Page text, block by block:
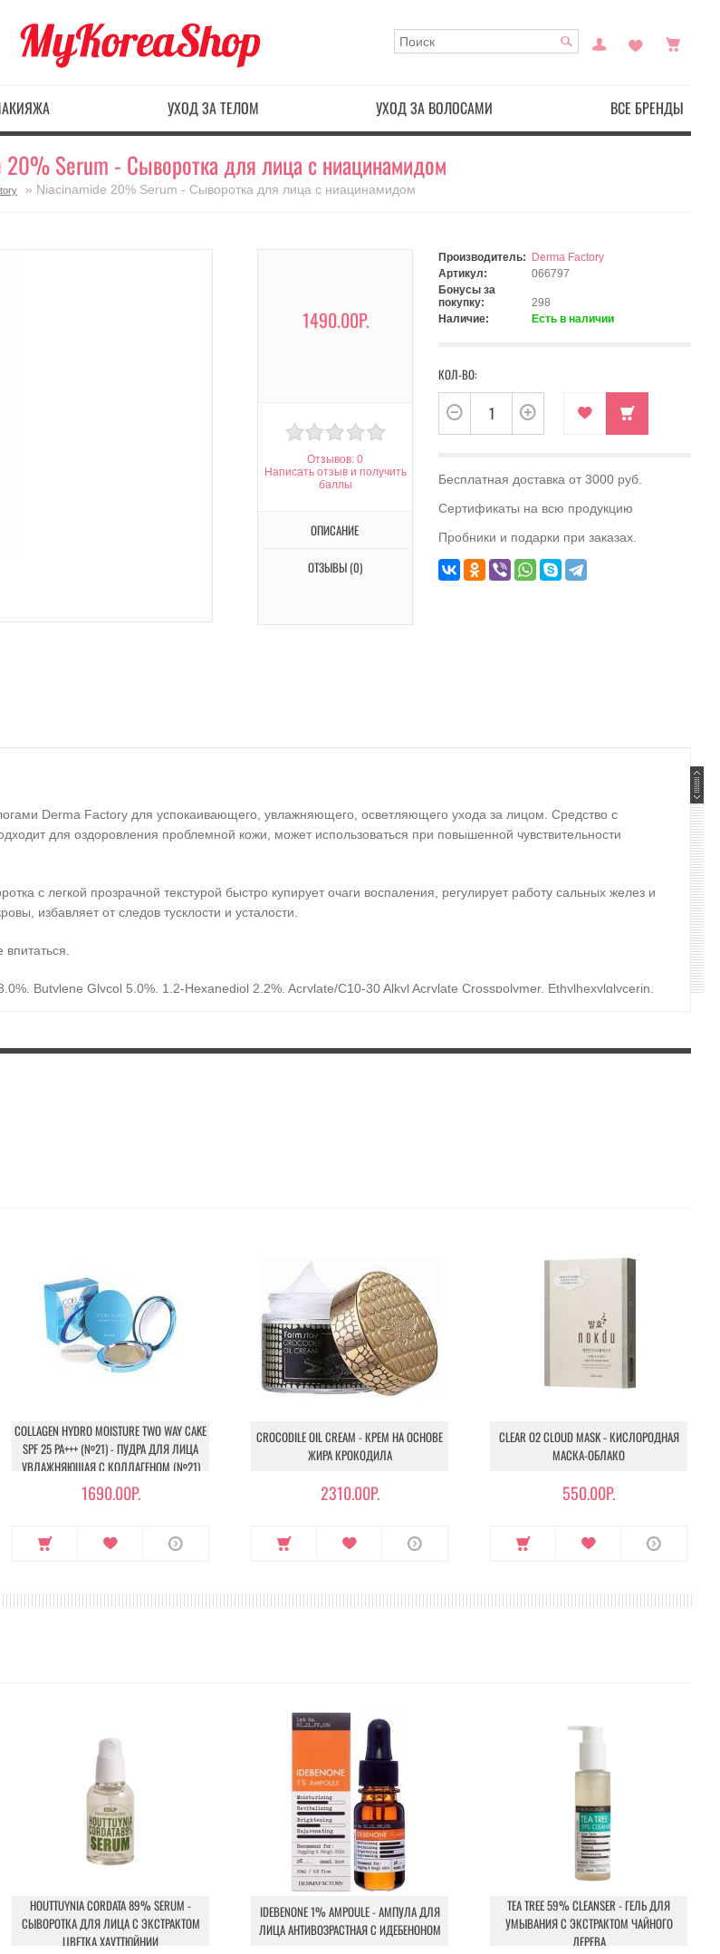
УХОД ЗА ТЕЛОМ УХОД ЗА ВОЛОСАМИ ВСЕ БРЕНДЫ
20% Serum - Сыворотка для лица с ниацинамидом
» Niacinamide 20% Serum - Сыворотка для лица с ниацинамидом
1490.00Р.
Отзывов: 0
Написать отзыв и получить
баллы
ОПИСАНИЕ
ОТЗЫВЫ (0)
Производитель: Derma Factory
Артикул:
066797
Бонусы за
покупку:
298
Наличие:
Есть в наличии
КОЛ-ВО:
Бесплатная доставка от 3000 руб.
Сертификаты на всю продукцию
Пробники и подарки при заказах.
Derma Factory для успокаивающего, увлажняющего, осветляющего ухода за лицом. Средство с
для оздоровления проблемной кожи, может использоваться при повышенной чувствительности
с легкой прозрачной текстурой быстро купирует очаги воспаления, регулирует работу сальных желез и
избавляет от следов тусклости и усталости.
Butylene Glycol 5.0%, 1.2-Hexanediol 2.2%, Acrylate/C10-30 Alkyl Acrylate Crosspolymer, Ethylhexylglycerin,
COLLAGEN HYDRO MOISTURE TWO WAY CAKE
SPF 25 PA+++ (№21) - ПУДРА ДЛЯ ЛИЦА
УВЛАЖНЯЮЩАЯ С КОЛЛАГЕНОМ (№21)
1690.00Р.
CROCODILE OIL CREAM - КРЕМ НА ОСНОВЕ
ЖИРА КРОКОДИЛА
2310.00Р.
CLEAR O2 CLOUD MASK - КИСЛОРОДНАЯ
МАСКА-ОБЛАКО
550.00Р.
HOUTTUYNIA CORDATA 89% SERUM -
СЫВОРОТКА ДЛЯ ЛИЦА С ЭКСТРАКТОМ
ЦВЕТКА ХАУТТЮЙНИИ
IDEBENONE 1% AMPOULE - АМПУЛА ДЛЯ
ЛИЦА АНТИВОЗРАСТНАЯ С ИДЕБЕНОНОМ
TEA TREE 59% CLEANSER - ГЕЛЬ ДЛЯ
УМЫВАНИЯ С ЭКСТРАКТОМ ЧАЙНОГО
ДЕРЕВА